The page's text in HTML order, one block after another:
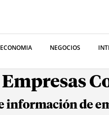
ECONOMIA NEGOCIOS
Empresas
información de